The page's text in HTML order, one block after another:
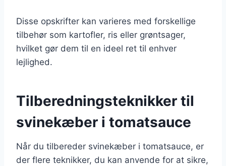
Disse opskrifter kan varieres med forskellige
tilbehør som kartofler, ris eller grøntsager,
hvilket gør dem til en ideel ret til enhver
lejlighed.
Tilberedningsteknikker til
svinekæber i tomatsauce
Når du tilbereder svinekæber i tomatsauce, er
der flere teknikker, du kan anvende for at sikre,